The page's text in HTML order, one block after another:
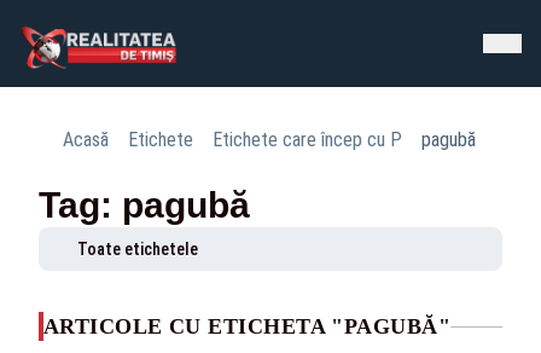
Acasă Etichete Etichete care încep cu P pagubă
Tag: pagubă
Toate etichetele
ARTICOLE CU ETICHETA "PAGUBĂ"